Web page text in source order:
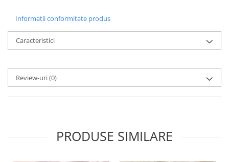
CHELSEA
MEDICEA
CELESTIAL
BLUE LILY
HIBISCUS
Informatii conformitate produs
Caracteristici
Review-uri(0)
PRODUSE SIMILARE